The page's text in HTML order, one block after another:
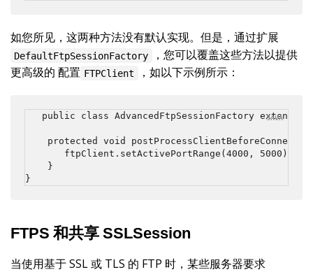
如您所见，这两种方法没有默认实现。但是，通过扩展
DefaultFtpSessionFactory
，您可以覆盖这些方法以提供
更高级的 配置 FTPClient ，如以下示例所示：
public class AdvancedFtpSessionFactory extends
protected void
       ftpClient.setActivePortRange(4000, 5000);
    }
}
FTPS 和共享 SSLSession
当使用基于 SSL 或 TLS 的 FTP 时，某些服务器要求